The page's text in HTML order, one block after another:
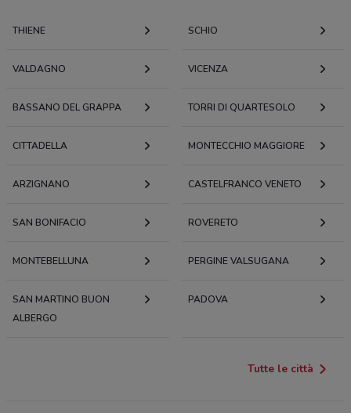
THIENE SCHIO
VALDAGNO VICENZA
BASSANO DEL GRAPPA TORRI DI QUARTESOLO
CITTADELLA MONTECCHIO MAGGIORE
ARZIGNANO CASTELFRANCO VENETO
SAN BONIFACIO ROVERETO
MONTEBELLUNA PERGINE VALSUGANA
SAN MARTINO BUON
ALBERGO
PADOVA
Tutte le città